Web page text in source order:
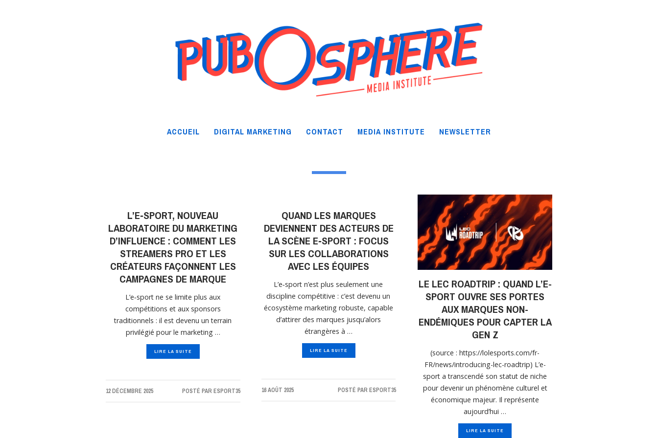
ACCUEIL DIGITAL MARKETING CONTACT MEDIA INSTITUTE NEWSLETTER
L’E‑SPORT, NOUVEAU
LABORATOIRE DU MARKETING
D’INFLUENCE : COMMENT LES
STREAMERS PRO ET LES
CRÉATEURS FAÇONNENT LES
CAMPAGNES DE MARQUE
L’e‑sport ne se limite plus aux
compétitions et aux sponsors
traditionnels : il est devenu un terrain
privilégié pour le marketing …
LIRE LA SUITE
12 DÉCEMBRE 2025 POSTÉ PAR ESPORT35
QUAND LES MARQUES
DEVIENNENT DES ACTEURS DE
LA SCÈNE E‑SPORT : FOCUS
SUR LES COLLABORATIONS
AVEC LES ÉQUIPES
L’e‑sport n’est plus seulement une
discipline compétitive : c’est devenu un
écosystème marketing robuste, capable
d’attirer des marques jusqu’alors
étrangères à …
LIRE LA SUITE
16 AOÛT 2025 POSTÉ PAR ESPORT35
LE LEC ROADTRIP : QUAND L’E-
SPORT OUVRE SES PORTES
AUX MARQUES NON-
ENDÉMIQUES POUR CAPTER LA
GEN Z
(source : https://lolesports.com/fr-
FR/news/introducing-lec-roadtrip) L’e-
sport a transcendé son statut de niche
pour devenir un phénomène culturel et
économique majeur. Il représente
aujourd’hui …
LIRE LA SUITE